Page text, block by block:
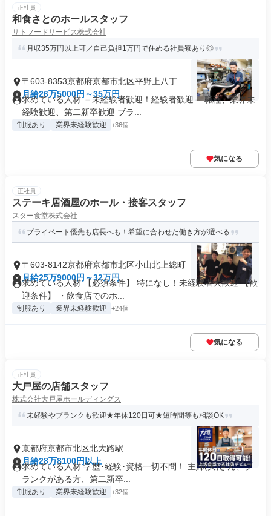
正社員
和食さとのホールスタッフ
サトフードサービス株式会社
月収35万円以上可／自己負担1万円で住める社員寮あり◎
〒603-8353京都府京都市北区平野上八丁柳
町
月給26万5000円～35万円
求めている人材 ＝未経験者歓迎！経験者歓迎＝ 職種、業界未
経験歓迎、第二新卒歓迎 ブラ...
制服あり 業界未経験歓迎 +36個
気になる
正社員
ステーキ居酒屋のホール・接客スタッフ
スター食堂株式会社
プライベート優先も店長へも！希望に合わせた働き方が選べる
〒603-8142京都府京都市北区小山北上総町
月給25万9000円～32万円
求めている人材 【必須条件】 特になし！未経験者大歓迎 【歓
迎条件】 ・飲食店でのホ...
制服あり 業界未経験歓迎 +24個
気になる
正社員
大戸屋の店舗スタッフ
株式会社大戸屋ホールディングス
未経験やブランクも歓迎★年休120日可★短時間等も相談OK
京都府京都市北区北大路駅
月給28万8100円以上
求めている人材 学歴･経験･資格一切不問！ 主婦(夫)さん、ブ
ランクがある方、第二新卒...
制服あり 業界未経験歓迎 +32個